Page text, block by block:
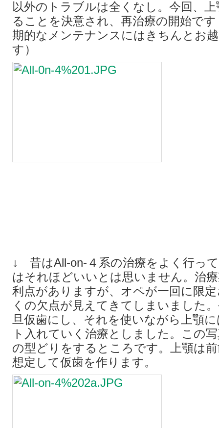
以外のトラブルは全くなし。今回、
ることを決意され、再治療の開始で
期的なメンテナンスにはきちんとお
す）
↓ 昔はAll-on-４系の治療をよく行っ
はそれほどいいとは思いません。治
利点がありますが、オペが一回に限
くの欠点が見えてきてしまいました
旦仮歯にし、それを使いながら上顎
ト入れていく治療としました。この
の型どりをするところです。上顎は
想定して仮歯を作ります。